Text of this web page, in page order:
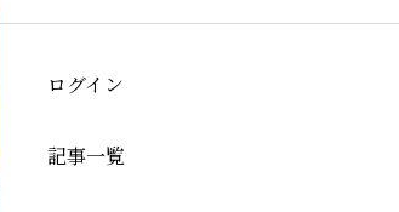
ログイン
記事一覧